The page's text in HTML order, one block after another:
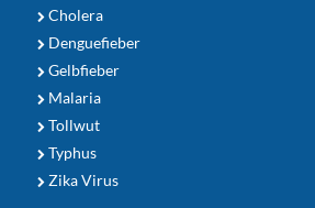
Cholera
Denguefieber
Gelbfieber
Malaria
Tollwut
Typhus
Zika Virus